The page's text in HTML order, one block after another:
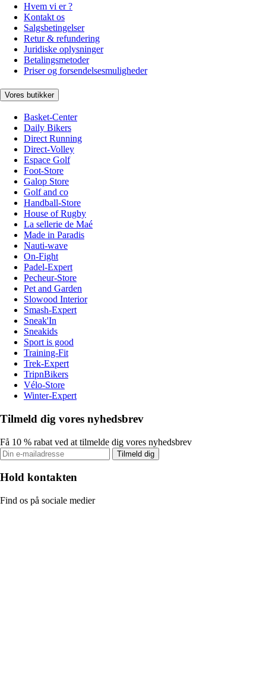
Hvem vi er ?
Kontakt os
Salgsbetingelser
Retur & refundering
Juridiske oplysninger
Betalingsmetoder
Priser og forsendelsesmuligheder
Vores butikker
Basket-Center
Daily Bikers
Direct Running
Direct-Volley
Espace Golf
Foot-Store
Galop Store
Golf and co
Handball-Store
House of Rugby
La sellerie de Maé
Made in Paradis
Nauti-wave
On-Fight
Padel-Expert
Pecheur-Store
Pet and Garden
Slowood Interior
Smash-Expert
Sneak'In
Sneakids
Sport is good
Training-Fit
Trek-Expert
TripnBikers
Vélo-Store
Winter-Expert
Tilmeld dig vores nyhedsbrev
Få 10 % rabat ved at tilmelde dig vores nyhedsbrev
Tilmeld dig
Hold kontakten
Find os på sociale medier